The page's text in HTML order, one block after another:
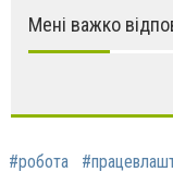
Мені важко
#робота